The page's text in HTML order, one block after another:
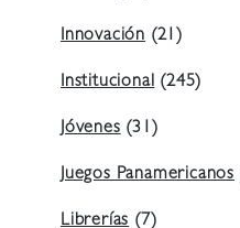
Innovación (21)
Institucional (245)
Jóvenes (31)
Juegos Panamericanos
Librerías (7)